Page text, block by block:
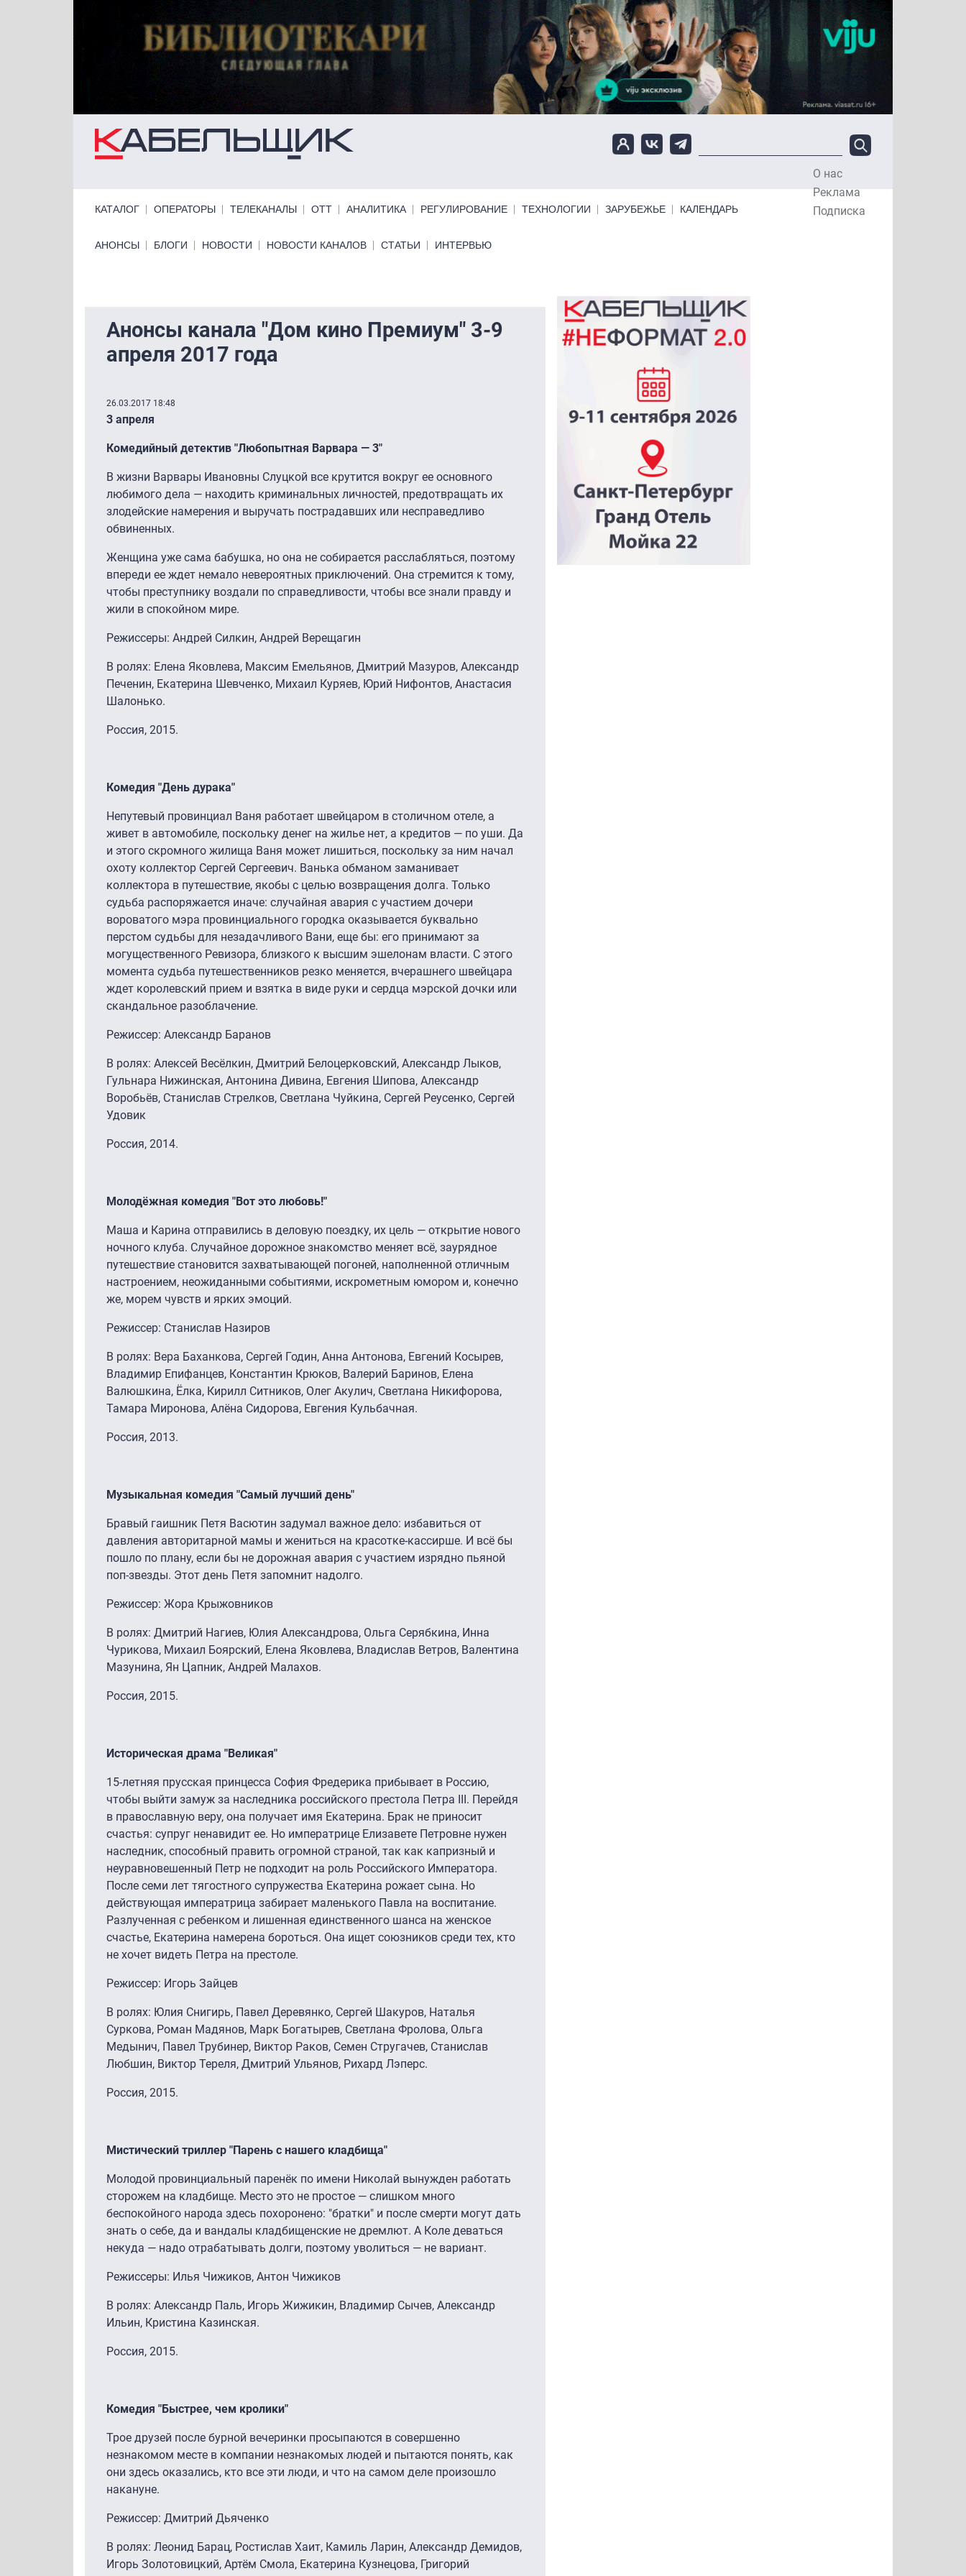
О нас
Реклама
Подписка
КАТАЛОГ ОПЕРАТОРЫ ТЕЛЕКАНАЛЫ ОТТ АНАЛИТИКА РЕГУЛИРОВАНИЕ ТЕХНОЛОГИИ ЗАРУБЕЖЬЕ КАЛЕНДАРЬ
Primary links bottom
АНОНСЫ БЛОГИ НОВОСТИ НОВОСТИ КАНАЛОВ СТАТЬИ ИНТЕРВЬЮ
Анонсы канала "Дом кино Премиум" 3-9
апреля 2017 года
26.03.2017 18:48
3 апреля
Комедийный детектив "Любопытная Варвара — 3"
В жизни Варвары Ивановны Слуцкой все крутится вокруг ее основного
любимого дела — находить криминальных личностей, предотвращать их
злодейские намерения и выручать пострадавших или несправедливо
обвиненных.
Женщина уже сама бабушка, но она не собирается расслабляться, поэтому
впереди ее ждет немало невероятных приключений. Она стремится к тому,
чтобы преступнику воздали по справедливости, чтобы все знали правду и
жили в спокойном мире.
Режиссеры: Андрей Силкин, Андрей Верещагин
В ролях: Елена Яковлева, Максим Емельянов, Дмитрий Мазуров, Александр
Печенин, Екатерина Шевченко, Михаил Куряев, Юрий Нифонтов, Анастасия
Шалонько.
Россия, 2015.
Комедия "День дурака"
Непутевый провинциал Ваня работает швейцаром в столичном отеле, а
живет в автомобиле, поскольку денег на жилье нет, а кредитов — по уши. Да
и этого скромного жилища Ваня может лишиться, поскольку за ним начал
охоту коллектор Сергей Сергеевич. Ванька обманом заманивает
коллектора в путешествие, якобы с целью возвращения долга. Только
судьба распоряжается иначе: случайная авария с участием дочери
вороватого мэра провинциального городка оказывается буквально
перстом судьбы для незадачливого Вани, еще бы: его принимают за
могущественного Ревизора, близкого к высшим эшелонам власти. С этого
момента судьба путешественников резко меняется, вчерашнего швейцара
ждет королевский прием и взятка в виде руки и сердца мэрской дочки или
скандальное разоблачение.
Режиссер: Александр Баранов
В ролях: Алексей Весёлкин, Дмитрий Белоцерковский, Александр Лыков,
Гульнара Нижинская, Антонина Дивина, Евгения Шипова, Александр
Воробьёв, Станислав Стрелков, Светлана Чуйкина, Сергей Реусенко, Сергей
Удовик
Россия, 2014.
Молодёжная комедия "Вот это любовь!"
Маша и Карина отправились в деловую поездку, их цель — открытие нового
ночного клуба. Случайное дорожное знакомство меняет всё, заурядное
путешествие становится захватывающей погоней, наполненной отличным
настроением, неожиданными событиями, искрометным юмором и, конечно
же, морем чувств и ярких эмоций.
Режиссер: Станислав Назиров
В ролях: Вера Баханкова, Сергей Годин, Анна Антонова, Евгений Косырев,
Владимир Епифанцев, Константин Крюков, Валерий Баринов, Елена
Валюшкина, Ёлка, Кирилл Ситников, Олег Акулич, Светлана Никифорова,
Тамара Миронова, Алёна Сидорова, Евгения Кульбачная.
Россия, 2013.
Музыкальная комедия "Самый лучший день"
Бравый гаишник Петя Васютин задумал важное дело: избавиться от
давления авторитарной мамы и жениться на красотке-кассирше. И всё бы
пошло по плану, если бы не дорожная авария с участием изрядно пьяной
поп-звезды. Этот день Петя запомнит надолго.
Режиссер: Жора Крыжовников
В ролях: Дмитрий Нагиев, Юлия Александрова, Ольга Серябкина, Инна
Чурикова, Михаил Боярский, Елена Яковлева, Владислав Ветров, Валентина
Мазунина, Ян Цапник, Андрей Малахов.
Россия, 2015.
Историческая драма "Великая"
15-летняя прусская принцесса София Фредерика прибывает в Россию,
чтобы выйти замуж за наследника российского престола Петра III. Перейдя
в православную веру, она получает имя Екатерина. Брак не приносит
счастья: супруг ненавидит ее. Но императрице Елизавете Петровне нужен
наследник, способный править огромной страной, так как капризный и
неуравновешенный Петр не подходит на роль Российского Императора.
После семи лет тягостного супружества Екатерина рожает сына. Но
действующая императрица забирает маленького Павла на воспитание.
Разлученная с ребенком и лишенная единственного шанса на женское
счастье, Екатерина намерена бороться. Она ищет союзников среди тех, кто
не хочет видеть Петра на престоле.
Режиссер: Игорь Зайцев
В ролях: Юлия Снигирь, Павел Деревянко, Сергей Шакуров, Наталья
Суркова, Роман Мадянов, Марк Богатырев, Светлана Фролова, Ольга
Медынич, Павел Трубинер, Виктор Раков, Семен Стругачев, Станислав
Любшин, Виктор Тереля, Дмитрий Ульянов, Рихард Лэперс.
Россия, 2015.
Мистический триллер "Парень с нашего кладбища"
Молодой провинциальный паренёк по имени Николай вынужден работать
сторожем на кладбище. Место это не простое — слишком много
беспокойного народа здесь похоронено: "братки" и после смерти могут дать
знать о себе, да и вандалы кладбищенские не дремлют. А Коле деваться
некуда — надо отрабатывать долги, поэтому уволиться — не вариант.
Режиссеры: Илья Чижиков, Антон Чижиков
В ролях: Александр Паль, Игорь Жижикин, Владимир Сычев, Александр
Ильин, Кристина Казинская.
Россия, 2015.
Комедия "Быстрее, чем кролики"
Трое друзей после бурной вечеринки просыпаются в совершенно
незнакомом месте в компании незнакомых людей и пытаются понять, как
они здесь оказались, кто все эти люди, и что на самом деле произошло
накануне.
Режиссер: Дмитрий Дьяченко
В ролях: Леонид Барац, Ростислав Хаит, Камиль Ларин, Александр Демидов,
Игорь Золотовицкий, Артём Смола, Екатерина Кузнецова, Григорий